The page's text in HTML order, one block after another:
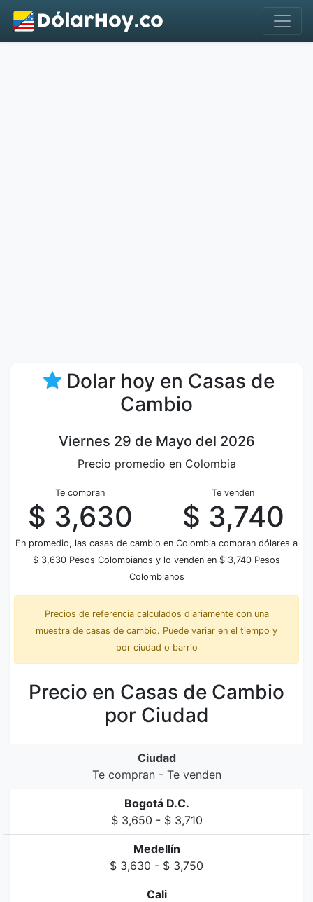
Dolar hoy en Casas de
Cambio
Viernes 29 de Mayo del 2026
Precio promedio en Colombia
Te compran
$ 3,630
Te venden
$ 3,740
En promedio, las casas de cambio en Colombia compran dólares a
$ 3,630 Pesos Colombianos y lo venden en $ 3,740 Pesos
Colombianos
Precios de referencia calculados diariamente con una
muestra de casas de cambio. Puede variar en el tiempo y
por ciudad o barrio
Precio en Casas de Cambio
por Ciudad
Ciudad
Te compran - Te venden
Bogotá D.C.
$ 3,650 - $ 3,710
Medellín
$ 3,630 - $ 3,750
Cali